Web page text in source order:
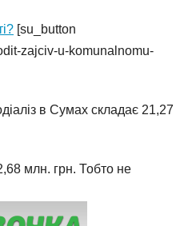
[su_button
zajciv-u-komunalnomu-
в Сумах складає 21,27
млн. грн. Тобто не